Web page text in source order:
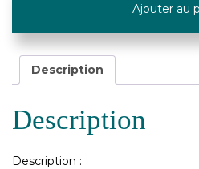
Ajouter au
Description
Description
Description :